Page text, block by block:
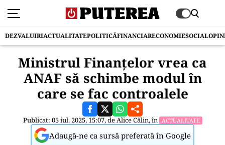
DEZVALUIRIACTUALITATEPOLITICĂFINANCIARECONOMIESOCIAL
Ministrul Finanțelor vrea ca
ANAF să schimbe modul în
care se fac controalele
Publicat: 05 iul. 2025, 15:07, deAlice Călin, în ACTUALITATE
Adaugă-ne ca sursă preferată în Google